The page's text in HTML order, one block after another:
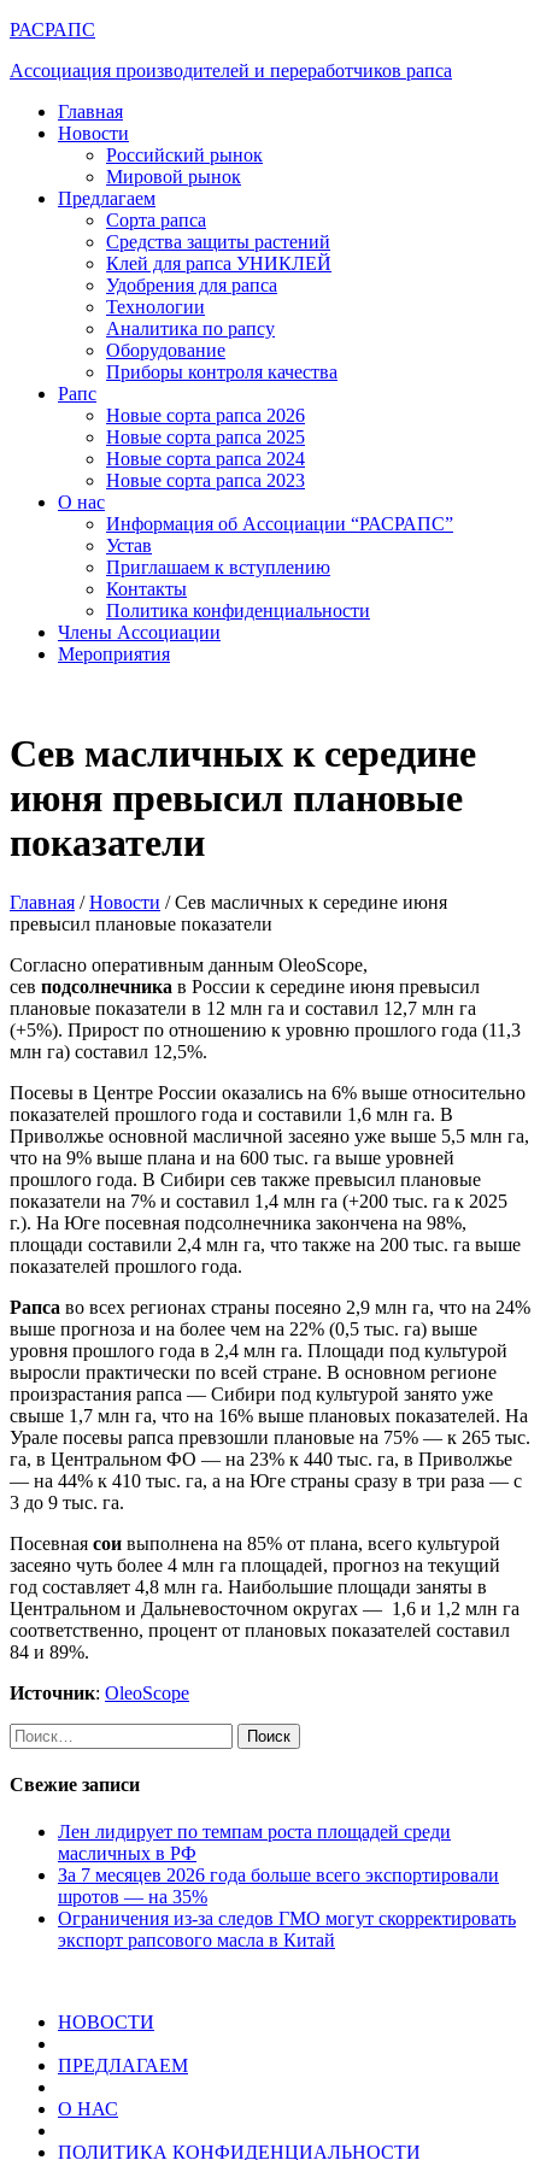
РАСРАПС
Ассоциация производителей и переработчиков рапса
Главная
Новости
Российский рынок
Мировой рынок
Предлагаем
Сорта рапса
Средства защиты растений
Клей для рапса УНИКЛЕЙ
Удобрения для рапса
Технологии
Аналитика по рапсу
Оборудование
Приборы контроля качества
Рапс
Новые сорта рапса 2026
Новые сорта рапса 2025
Новые сорта рапса 2024
Новые сорта рапса 2023
О нас
Информация об Ассоциации “РАСРАПС”
Устав
Приглашаем к вступлению
Контакты
Политика конфиденциальности
Члены Ассоциации
Мероприятия
Сев масличных к середине
июня превысил плановые
показатели
Главная /Новости /Сев масличных к середине июня
превысил плановые показатели
Согласно оперативным данным OleoScope,
сев подсолнечника в России к середине июня превысил
плановые показатели в 12 млн га и составил 12,7 млн га
(+5%). Прирост по отношению к уровню прошлого года (11,3
млн га) составил 12,5%.
Посевы в Центре России оказались на 6% выше относительно
показателей прошлого года и составили 1,6 млн га. В
Приволжье основной масличной засеяно уже выше 5,5 млн га,
что на 9% выше плана и на 600 тыс. га выше уровней
прошлого года. В Сибири сев также превысил плановые
показатели на 7% и составил 1,4 млн га (+200 тыс. га к 2025
г.). На Юге посевная подсолнечника закончена на 98%,
площади составили 2,4 млн га, что также на 200 тыс. га выше
показателей прошлого года.
Рапса во всех регионах страны посеяно 2,9 млн га, что на 24%
выше прогноза и на более чем на 22% (0,5 тыс. га) выше
уровня прошлого года в 2,4 млн га. Площади под культурой
выросли практически по всей стране. В основном регионе
произрастания рапса — Сибири под культурой занято уже
свыше 1,7 млн га, что на 16% выше плановых показателей. На
Урале посевы рапса превзошли плановые на 75% — к 265 тыс.
га, в Центральном ФО — на 23% к 440 тыс. га, в Приволжье
— на 44% к 410 тыс. га, а на Юге страны сразу в три раза — с
3 до 9 тыс. га.
Посевная сои выполнена на 85% от плана, всего культурой
засеяно чуть более 4 млн га площадей, прогноз на текущий
год составляет 4,8 млн га. Наибольшие площади заняты в
Центральном и Дальневосточном округах — 1,6 и 1,2 млн га
соответственно, процент от плановых показателей составил
84 и 89%.
Источник: OleoScope
Найти:
Свежие записи
Лен лидирует по темпам роста площадей среди
масличных в РФ
За 7 месяцев 2026 года больше всего экспортировали
шротов — на 35%
Ограничения из-за следов ГМО могут скорректировать
экспорт рапсового масла в Китай
НОВОСТИ
ПРЕДЛАГАЕМ
О НАС
ПОЛИТИКА КОНФИДЕНЦИАЛЬНОСТИ